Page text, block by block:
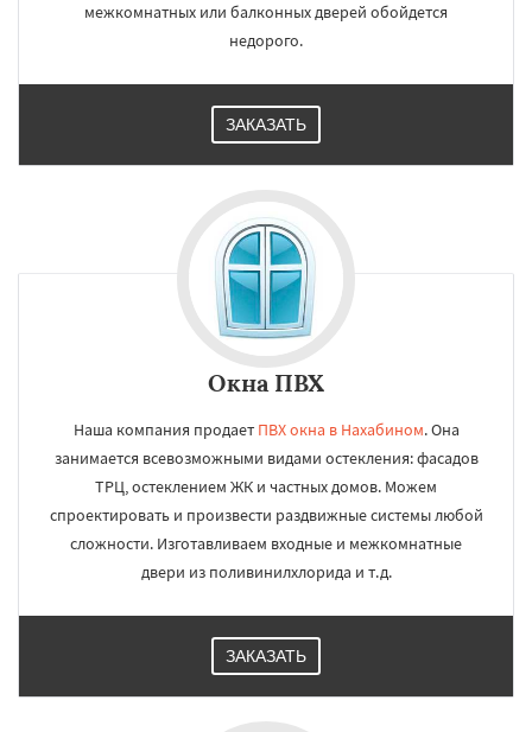
межкомнатных или балконных дверей обойдется
недорого.
ЗАКАЗАТЬ
Окна ПВХ
Наша компания продает ПВХ окна в Нахабином. Она
занимается всевозможными видами остекления: фасадов
ТРЦ, остеклением ЖК и частных домов. Можем
спроектировать и произвести раздвижные системы любой
сложности. Изготавливаем входные и межкомнатные
двери из поливинилхлорида и т.д.
ЗАКАЗАТЬ